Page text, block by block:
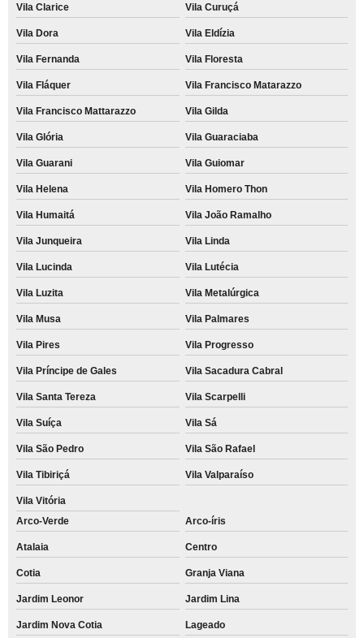
Vila Clarice Vila Curuçá
Vila Dora Vila Eldízia
Vila Fernanda Vila Floresta
Vila Fláquer Vila Francisco Matarazzo
Vila Francisco Mattarazzo Vila Gilda
Vila Glória Vila Guaraciaba
Vila Guarani Vila Guiomar
Vila Helena Vila Homero Thon
Vila Humaitá Vila João Ramalho
Vila Junqueira Vila Linda
Vila Lucinda Vila Lutécia
Vila Luzita Vila Metalúrgica
Vila Musa Vila Palmares
Vila Pires Vila Progresso
Vila Príncipe de Gales Vila Sacadura Cabral
Vila Santa Tereza Vila Scarpelli
Vila Suíça Vila Sá
Vila São Pedro Vila São Rafael
Vila Tibiriçá Vila Valparaíso
Vila Vitória
Arco-Verde
Arco-íris
Atalaia Centro
Cotia Granja Viana
Jardim Leonor Jardim Lina
Jardim Nova Cotia Lageado